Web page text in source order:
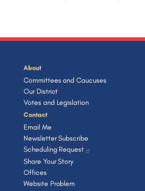
About
Committees and Caucuses
Our District
Votes and Legislation
Contact
Email Me
Newsletter Subscribe
Scheduling Request
Share Your Story
Offices
Website Problem